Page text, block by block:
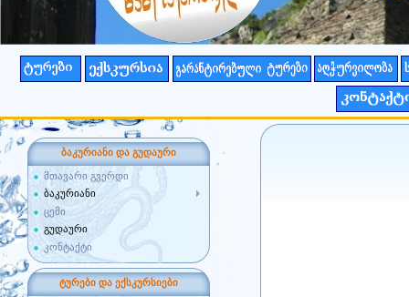
ბაკურიანი და გუდაური
მთავარი გვერდი
ბაკურიანი
ცემი
გუდაური
კონტაქტი
ტურები და ექსკურსიები